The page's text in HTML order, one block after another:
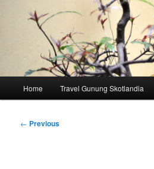
Home Travel Gunung Skotlandia
Post
← Previous